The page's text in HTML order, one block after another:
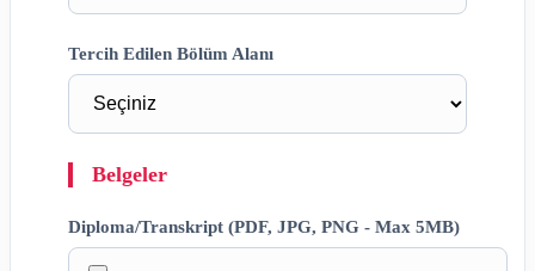
Tercih Edilen Bölüm Alanı
Belgeler
Diploma/Transkript (PDF, JPG, PNG - Max 5MB)